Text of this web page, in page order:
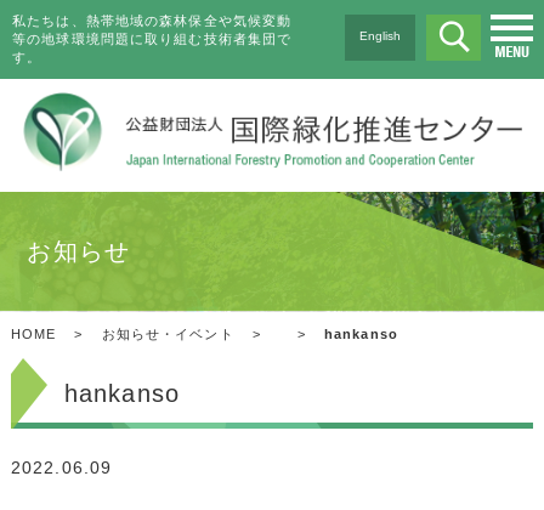
私たちは、熱帯地域の森林保全や気候変動
等の地球環境問題に取り組む技術者集団で
す。
English
お知らせ
HOME > お知らせ・イベント > > hankanso
hankanso
2022.06.09